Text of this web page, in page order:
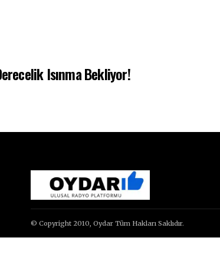
Isınma Bekliyor!
© Copyright 2010, Oydar Tüm Hakları Saklıdır.